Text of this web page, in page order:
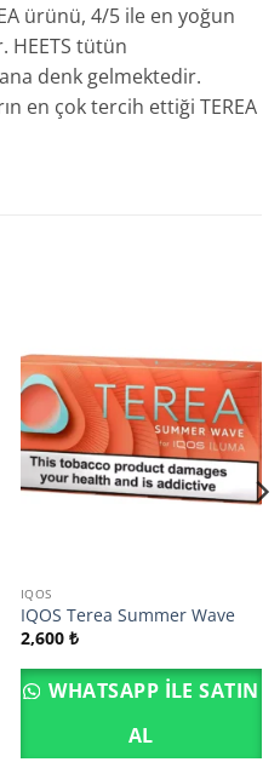
ürünü, 4/5 ile en yoğun
tütün
denk gelmektedir.
en çok tercih ettiği TEREA
IQOS
IQOS Terea Summer Wave
2,600 ₺
WHATSAPP ILE SATIN
AL